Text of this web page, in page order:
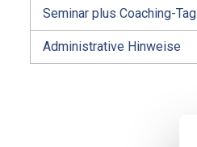
Seminar plus Coaching-Tag
Administrative Hinweise